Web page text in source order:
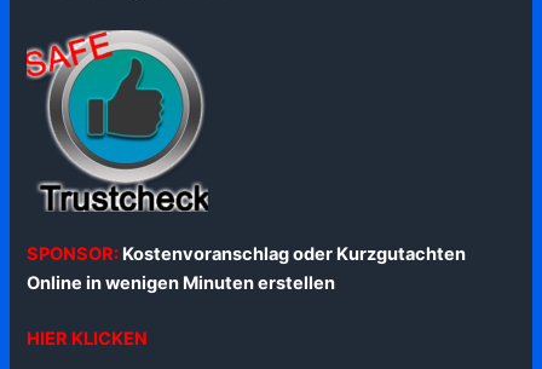
SPONSOR: Kostenvoranschlag oder Kurzgutachten
Online in wenigen Minuten erstellen
HIER KLICKEN